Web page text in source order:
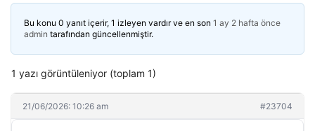
Bu konu 0 yanıt içerir, 1 izleyen vardır ve en son 1 ay 2 hafta önce
admin tarafından güncellenmiştir.
1 yazı görüntüleniyor (toplam 1)
21/06/2026: 10:26 am #23704